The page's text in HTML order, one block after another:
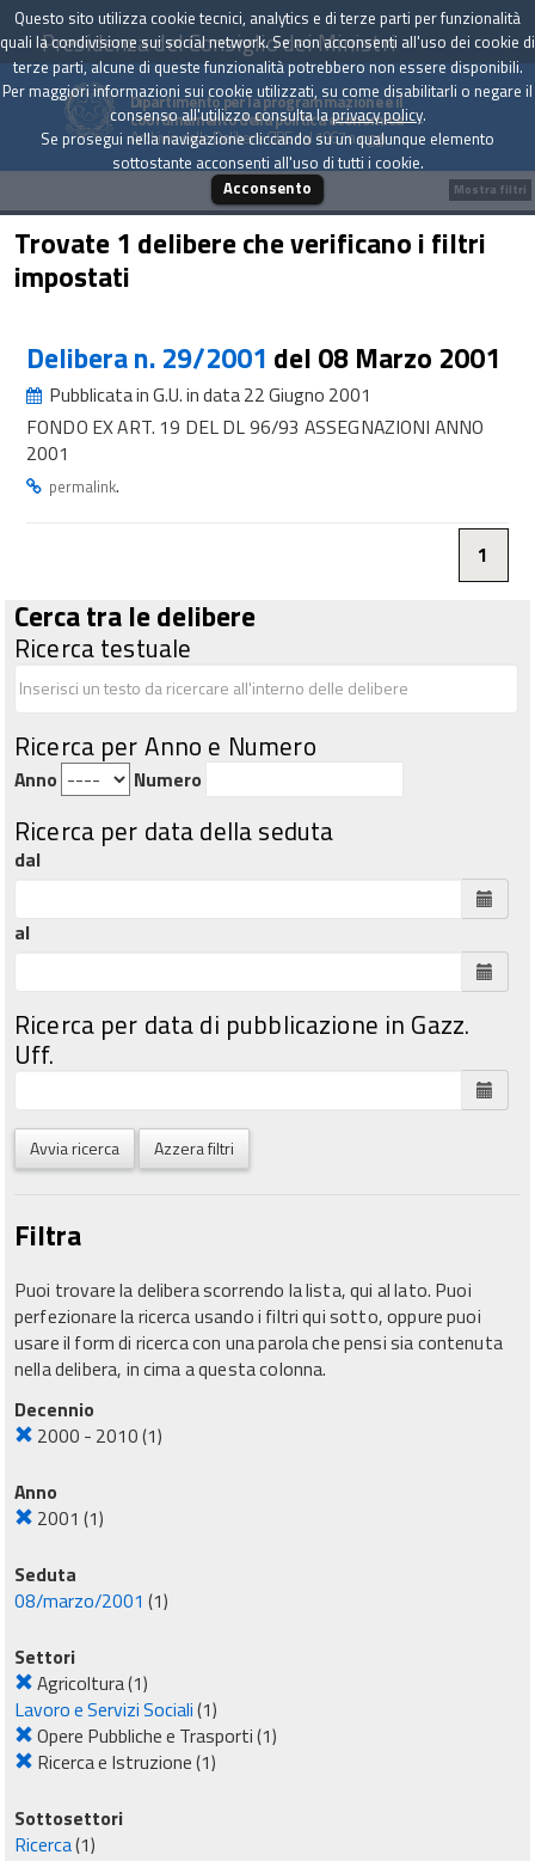
Presidenza del Consiglio dei Ministri
Dipartimento per la programmazione e il
coordinamento della politica economica
Archivio delle Delibere CIPE dal 1967 a oggi
Trovate 1 delibere che verificano i filtri
impostati
Delibera n. 29/2001 del 08 Marzo 2001
Pubblicata in G.U. in data 22 Giugno 2001
FONDO EX ART. 19 DEL DL 96/93 ASSEGNAZIONI ANNO
2001
permalink.
1
Cerca tra le delibere
Ricerca testuale
Ricerca per Anno e Numero
Anno Numero
Ricerca per data della seduta
dal
al
Ricerca per data di pubblicazione in Gazz.
Uff.
Avvia ricerca Azzera filtri
Filtra
Puoi trovare la delibera scorrendo la lista, qui al lato. Puoi
perfezionare la ricerca usando i filtri qui sotto, oppure puoi
usare il form di ricerca con una parola che pensi sia contenuta
nella delibera, in cima a questa colonna.
Decennio
2000 - 2010(1)
Anno
2001 (1)
Seduta
08/marzo/2001 (1)
Settori
Agricoltura(1)
Lavoro e Servizi Sociali(1)
Opere Pubbliche e Trasporti(1)
Ricerca e Istruzione(1)
Sottosettori
Ricerca(1)
Mostra filtri
Questo sito utilizza cookie tecnici, analytics e di terze parti per funzionalità
quali la condivisione sui social network. Se non acconsenti all'uso dei cookie di
terze parti, alcune di queste funzionalità potrebbero non essere disponibili.
Per maggiori informazioni sui cookie utilizzati, su come disabilitarli o negare il
consenso all'utilizzo consulta laprivacy policy.
Se prosegui nella navigazione cliccando su un qualunque elemento
sottostante acconsenti all'uso di tutti i cookie.
Acconsento